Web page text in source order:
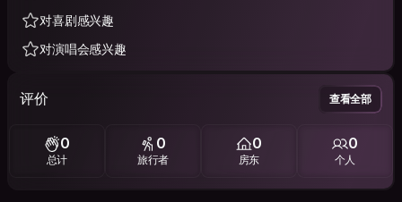
对喜剧感兴趣
对演唱会感兴趣
评价 查看全部
0
总计
0
旅行者
0
房东
0
个人